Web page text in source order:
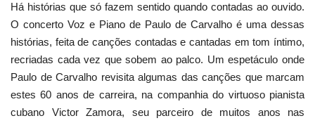
Cultura
Lazer
Ambiente
Há histórias que só fazem sentido quando contadas ao ouvido.
O concerto Voz e Piano de Paulo de Carvalho é uma dessas
histórias, feita de canções contadas e cantadas em tom íntimo,
recriadas cada vez que sobem ao palco. Um espetáculo onde
Paulo de Carvalho revisita algumas das canções que marcam
estes 60 anos de carreira, na companhia do virtuoso pianista
cubano Victor Zamora, seu parceiro de muitos anos nas